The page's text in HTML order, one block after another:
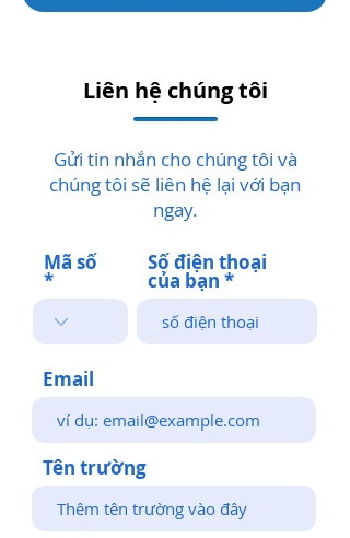
Liên hệ chúng tôi
Gửi tin nhắn cho chúng tôi và
chúng tôi sẽ liên hệ lại với bạn
ngay.
Mã số Số điện thoại
của bạn
Email
Tên trường